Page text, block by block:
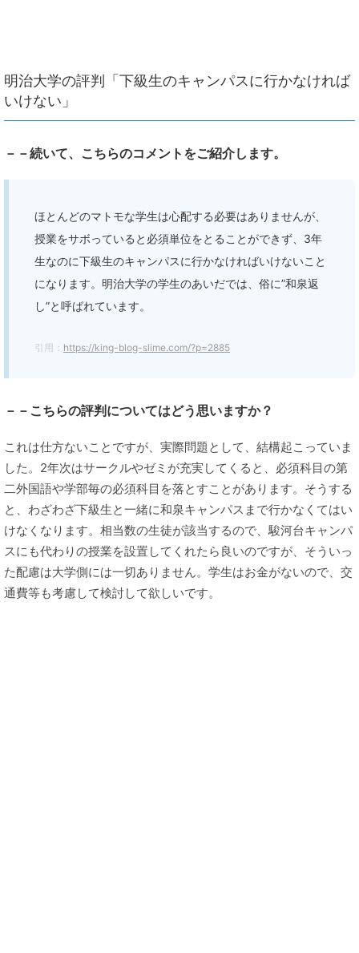
明治大学の評判「下級生のキャンパスに行かなければ
いけない」
－－続いて、こちらのコメントをご紹介します。
ほとんどのマトモな学生は心配する必要はありませんが、
授業をサボっていると必須単位をとることができず、3年
生なのに下級生のキャンパスに行かなければいけないこと
になります。明治大学の学生のあいだでは、俗に”和泉返
し”と呼ばれています。
引用： https://king-blog-slime.com/?p=2885
－－こちらの評判についてはどう思いますか？
これは仕方ないことですが、実際問題として、結構起こっていま
した。2年次はサークルやゼミが充実してくると、必須科目の第
二外国語や学部毎の必須科目を落とすことがあります。そうする
と、わざわざ下級生と一緒に和泉キャンパスまで行かなくてはい
けなくなります。相当数の生徒が該当するので、駿河台キャンパ
スにも代わりの授業を設置してくれたら良いのですが、そういっ
た配慮は大学側には一切ありません。学生はお金がないので、交
通費等も考慮して検討して欲しいです。